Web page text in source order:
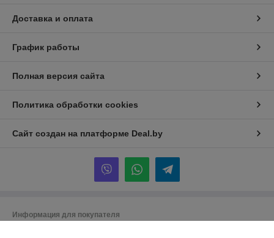
Доставка и оплата
График работы
Полная версия сайта
Политика обработки cookies
Сайт создан на платформе Deal.by
Информация для покупателя